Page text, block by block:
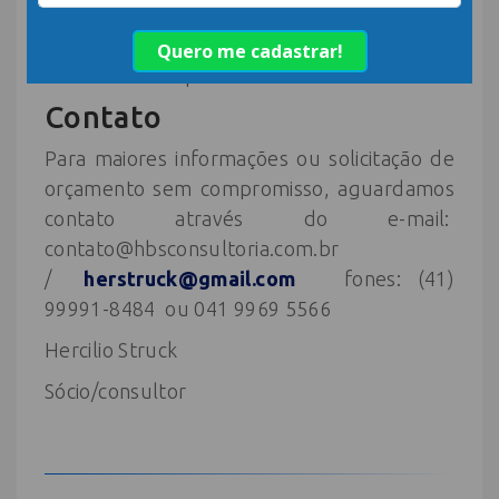
certeza reduzirão os seus custos de
implantação bem como proporcionarão
retorno mais rápido ao investimento.
Contato
Para maiores informações ou solicitação de
orçamento sem compromisso, aguardamos
contato através do e-mail:
contato@hbsconsultoria.com.br
/ herstruck@gmail.com fones: (41)
99991-8484 ou 041 9969 5566
Hercilio Struck
Sócio/consultor